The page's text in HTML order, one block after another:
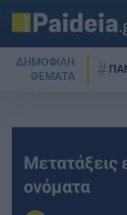
ΔΗΜΟΦΙΛΗ
ΘΕΜΑΤΑ
Μετατάξεις
ονόματα